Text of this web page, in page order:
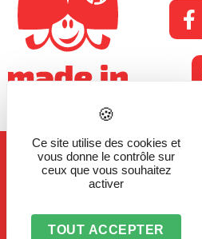
Ce site utilise des cookies et
vous donne le contrôle sur
ceux que vous souhaitez
activer
TOUT ACCEPTER